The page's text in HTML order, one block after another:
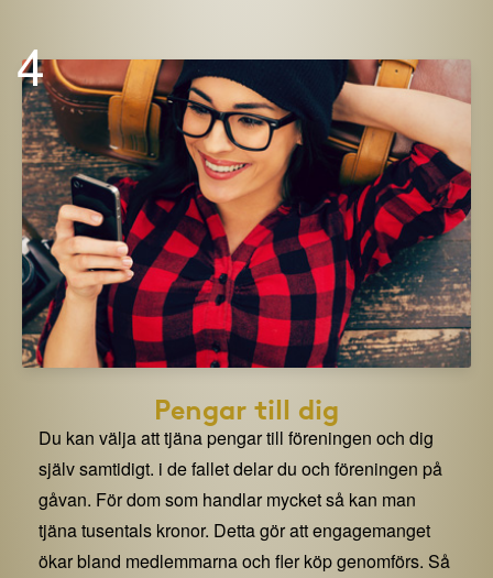
4
Pengar till dig
Du kan välja att tjäna pengar till föreningen och dig
själv samtidigt. i de fallet delar du och föreningen på
gåvan. För dom som handlar mycket så kan man
tjäna tusentals kronor. Detta gör att engagemanget
ökar bland medlemmarna och fler köp genomförs. Så